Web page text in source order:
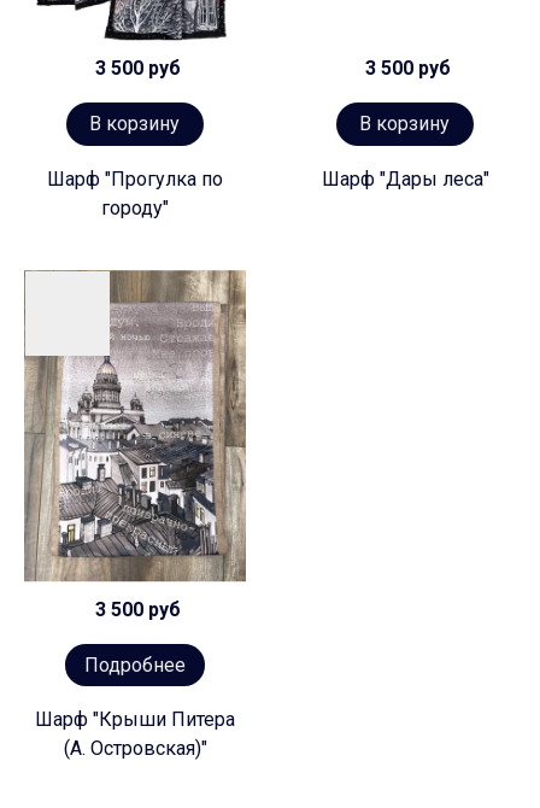
3 500 руб
В корзину
Шарф "Прогулка по
городу"
3 500 руб
В корзину
Шарф "Дары леса"
3 500 руб
Подробнее
Шарф "Крыши Питера
(А. Островская)"